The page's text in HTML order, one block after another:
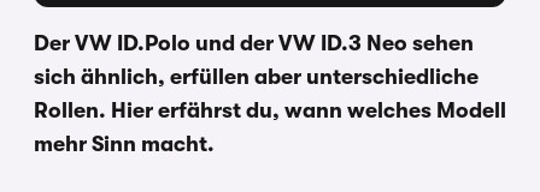
Der VW ID.Polo und der VW ID.3 Neo sehen
sich ähnlich, erfüllen aber unterschiedliche
Rollen. Hier erfährst du, wann welches Modell
mehr Sinn macht.